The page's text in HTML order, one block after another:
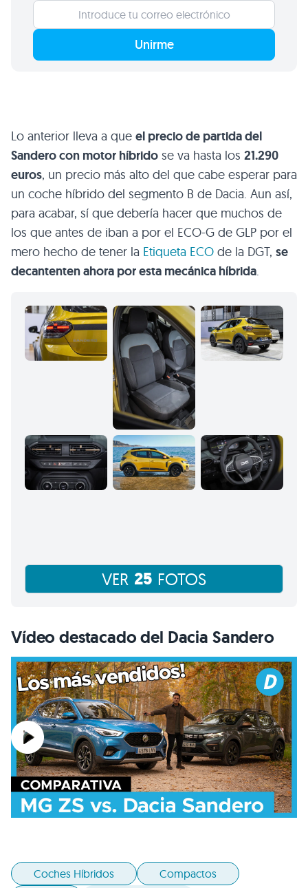
Unirme
Lo anterior lleva a que el precio de partida del
Sandero con motor híbrido se va hasta los 21.290
euros, un precio más alto del que cabe esperar para
un coche híbrido del segmento B de Dacia. Aun así,
para acabar, sí que debería hacer que muchos de
los que antes de iban a por el ECO-G de GLP por el
mero hecho de tener la Etiqueta ECO de la DGT, se
decantenten ahora por esta mecánica híbrida.
VER 25 FOTOS
Vídeo destacado del Dacia Sandero
Coches Híbridos
Compactos